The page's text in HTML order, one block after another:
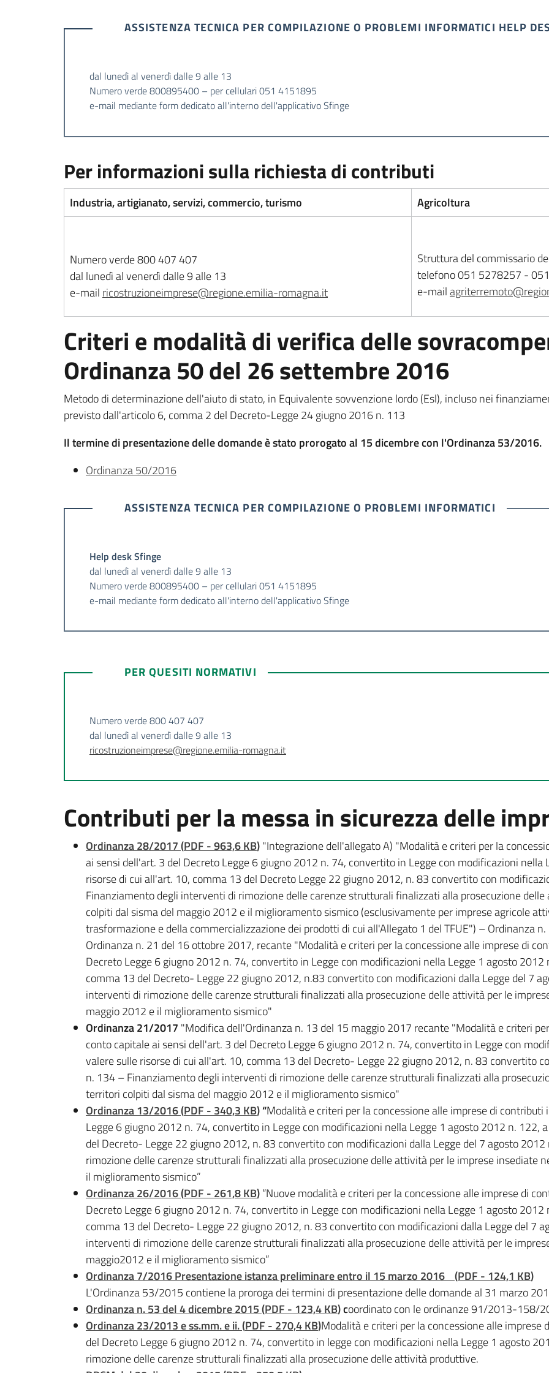
ASSISTENZA TECNICA PER COMPILAZIONE O PROBLEMI INFORMATICI HELP
dal lunedì al venerdì dalle 9 alle 13
Numero verde 800895400 – per cellulari 051 4151895
e-mail mediante form dedicato all'interno dell'applicativo Sfinge
Per informazioni sulla richiesta di contributi
Industria, artigianato, servizi, commercio, turismo Agricoltura
Numero verde 800 407 407
dal lunedì al venerdì dalle 9 alle 13
e-mail ricostruzioneimprese@regione.emilia-romagna.it
Struttura del commissario
telefono 051 5278257 -
e-mail
Criteri e modalità di verifica delle
Ordinanza 50 del 26 settembre 2016
Metodo di determinazione dell'aiuto di stato, in Equivalente sovvenzione lordo (Esl), incluso nei
previsto dall'articolo 6, comma 2 del Decreto-Legge 24 giugno 2016 n. 113
Il termine di presentazione delle domande è stato prorogato al 15 dicembre con l'Ordinanza 53/2016.
Ordinanza 50/2016
ASSISTENZA TECNICA PER COMPILAZIONE O PROBLEMI INFORMATICI
Help desk Sfinge
dal lunedì al venerdì dalle 9 alle 13
Numero verde 800895400 – per cellulari 051 4151895
e-mail mediante form dedicato all'interno dell'applicativo Sfinge
PER QUESITI NORMATIVI
Numero verde 800 407 407
dal lunedì al venerdì dalle 9 alle 13
ricostruzioneimprese@regione.emilia-romagna.it
Contributi per la messa in sicurezza delle
Ordinanza 28/2017(PDF-963,6 KB)"Integrazione dell'allegato A) "Modalità e criteri per la
ai sensi dell'art. 3 del Decreto Legge 6 giugno 2012 n. 74, convertito in Legge con modificazioni
risorse di cui all'art. 10, comma 13 del Decreto Legge 22 giugno 2012, n. 83 convertito con
Finanziamento degli interventi di rimozione delle carenze strutturali finalizzati alla prosecuzione
colpiti dal sisma del maggio 2012 e il miglioramento sismico (esclusivamente per imprese agricole
trasformazione e della commercializzazione dei prodotti di cui all'Allegato 1 del TFUE") – Ordinanza
Ordinanza n. 21 del 16 ottobre 2017, recante "Modalità e criteri per la concessione alle imprese di
Decreto Legge 6 giugno 2012 n. 74, convertito in Legge con modificazioni nella Legge 1 agosto
comma 13 del Decreto- Legge 22 giugno 2012, n.83 convertito con modificazioni dalla Legge del 7
interventi di rimozione delle carenze strutturali finalizzati alla prosecuzione delle attività per le
maggio 2012 e il miglioramento sismico"
Ordinanza 21/2017 "Modifica dell'Ordinanza n. 13 del 15 maggio 2017 recante "Modalità e criteri
conto capitale ai sensi dell'art. 3 del Decreto Legge 6 giugno 2012 n. 74, convertito in Legge con
valere sulle risorse di cui all'art. 10, comma 13 del Decreto- Legge 22 giugno 2012, n. 83 convertito
n. 134 – Finanziamento degli interventi di rimozione delle carenze strutturali finalizzati alla
territori colpiti dal sisma del maggio 2012 e il miglioramento sismico"
Ordinanza 13/2016(PDF-340,3 KB)“Modalità e criteri per la concessione alle imprese di
Legge 6 giugno 2012 n. 74, convertito in Legge con modificazioni nella Legge 1 agosto 2012 n. 122,
del Decreto- Legge 22 giugno 2012, n. 83 convertito con modificazioni dalla Legge del 7 agosto
rimozione delle carenze strutturali finalizzati alla prosecuzione delle attività per le imprese insediate
il miglioramento sismico”
Ordinanza 26/2016(PDF-261,8 KB)“Nuove modalità e criteri per la concessione alle imprese di
Decreto Legge 6 giugno 2012 n. 74, convertito in Legge con modificazioni nella Legge 1 agosto 2012
comma 13 del Decreto- Legge 22 giugno 2012, n. 83 convertito con modificazioni dalla Legge del 7
interventi di rimozione delle carenze strutturali finalizzati alla prosecuzione delle attività per le
maggio2012 e il miglioramento sismico”
Ordinanza 7/2016 Presentazione istanza preliminare entro il 15 marzo 2016(PDF-124,1 KB)
L'Ordinanza 53/2015 contiene la proroga dei termini di presentazione delle domande al 31 marzo
Ordinanza n. 53 del 4 dicembre 2015(PDF-123,4 KB)coordinato con le ordinanze 91/2013-
Ordinanza 23/2013 e ss.mm. e ii.(PDF-270,4 KB)Modalità e criteri per la concessione alle
del Decreto Legge 6 giugno 2012 n. 74, convertito in legge con modificazioni nella Legge 1 agosto
rimozione delle carenze strutturali finalizzati alla prosecuzione delle attività produttive.